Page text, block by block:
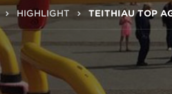
HIGHLIGHT TEITHIAU TOP